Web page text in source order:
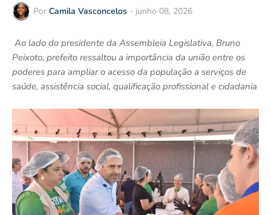
Por Camila Vasconcelos - junho 08, 2026
Ao lado do presidente da Assembleia Legislativa, Bruno
Peixoto, prefeito ressaltou a importância da união entre os
poderes para ampliar o acesso da população a serviços de
saúde, assistência social, qualificação profissional e cidadania